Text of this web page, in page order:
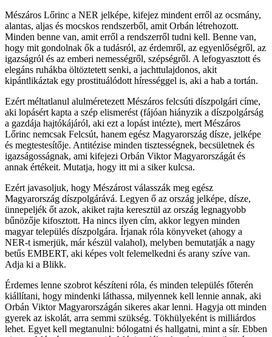
Mészáros Lőrinc a NER jelképe, kifejez mindent erről az ocsmány,
alantas, aljas és mocskos rendszerből, amit Orbán létrehozott.
Minden benne van, amit erről a rendszerről tudni kell. Benne van,
hogy mit gondolnak ők a tudásról, az érdemről, az egyenlőségről, az
igazságról és az emberi nemességről, szépségről. A lefogyasztott és
elegáns ruhákba öltöztetett senki, a jachttulajdonos, akit
kipántlikáztak egy prostituálódott hírességgel is, aki a hab a tortán.
Ezért méltatlanul alulméretezett Mészáros felcsúti díszpolgári címe,
aki lopásért kapta a szép elismerést (fájóan hiányzik a díszpolgárság
a gazdája hajtókájáról, aki ezt a lopást intézte), mert Mészáros
Lőrinc nemcsak Felcsút, hanem egész Magyarország dísze, jelképe
és megtestesítője. Antitézise minden tisztességnek, becsületnek és
igazságosságnak, ami kifejezi Orbán Viktor Magyarországát és
annak értékeit. Mutatja, hogy itt mi a siker kulcsa.
Ezért javasoljuk, hogy Mészárost válasszák meg egész
Magyarország díszpolgárává. Legyen ő az ország jelképe, dísze,
ünnepeljék őt azok, akiket rajta keresztül az ország legnagyobb
bűnözője kifosztott. Ha nincs ilyen cím, akkor legyen minden
magyar település díszpolgára. Írjanak róla könyveket (ahogy a
NER-t ismerjük, már készül valahol), melyben bemutatják a nagy
betűs EMBERT, aki képes volt felemelkedni és arany szíve van.
Adja ki a Blikk.
Érdemes lenne szobrot készíteni róla, és minden település főterén
kiállítani, hogy mindenki láthassa, milyennek kell lennie annak, aki
Orbán Viktor Magyarországán sikeres akar lenni. Hagyja ott minden
gyerek az iskolát, arra semmi szükség. Tökhülyeként is milliárdos
lehet. Egyet kell megtanulni: bólogatni és hallgatni, mint a sír. Ebben